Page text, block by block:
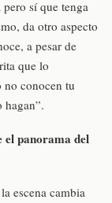
sí que tenga
da otro aspecto
a pesar de
que lo
no conocen tu
hagan”.
el panorama del
escena cambia